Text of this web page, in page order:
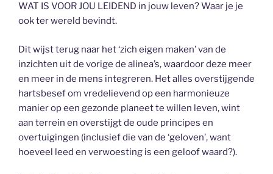
WAT IS VOOR JOU LEIDEND in jouw leven? Waar je je
ook ter wereld bevindt.
Dit wijst terug naar het ‘zich eigen maken’ van de
inzichten uit de vorige de alinea’s, waardoor deze meer
en meer in de mens integreren. Het alles overstijgende
hartsbesef om vredelievend op een harmonieuze
manier op een gezonde planeet te willen leven, wint
aan terrein en overstijgt de oude principes en
overtuigingen (inclusief die van de ‘geloven’, want
hoeveel leed en verwoesting is een geloof waard?).